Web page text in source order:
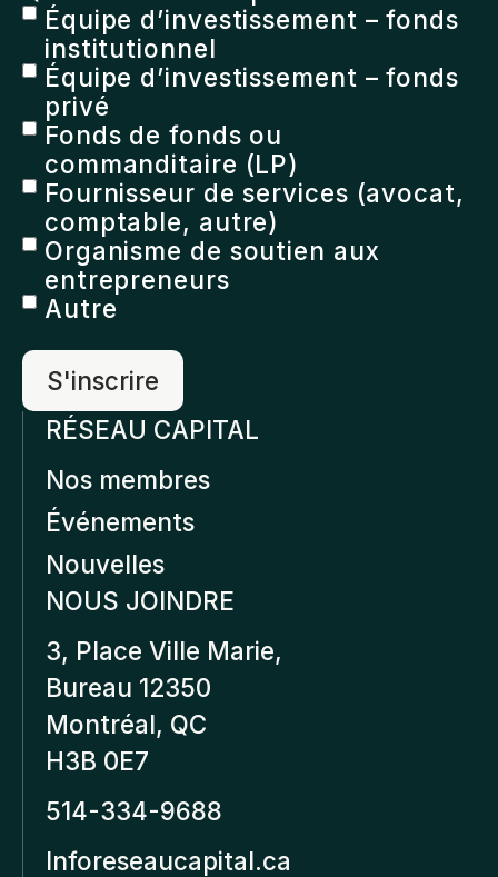
Équipe d’investissement – fonds
institutionnel
Équipe d’investissement – fonds
privé
Fonds de fonds ou
commanditaire (LP)
Fournisseur de services (avocat,
comptable, autre)
Organisme de soutien aux
entrepreneurs
Autre
RÉSEAU CAPITAL
Nos membres
Événements
Nouvelles
NOUS JOINDRE
3, Place Ville Marie,
Bureau 12350
Montréal, QC
H3B 0E7
514-334-9688
Inforeseaucapital.ca